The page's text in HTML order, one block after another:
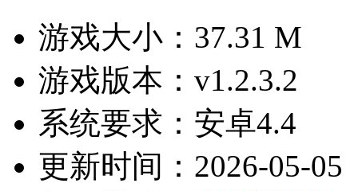
游戏大小：37.31 M
游戏版本：v1.2.3.2
系统要求：安卓4.4
更新时间：2026-05-05